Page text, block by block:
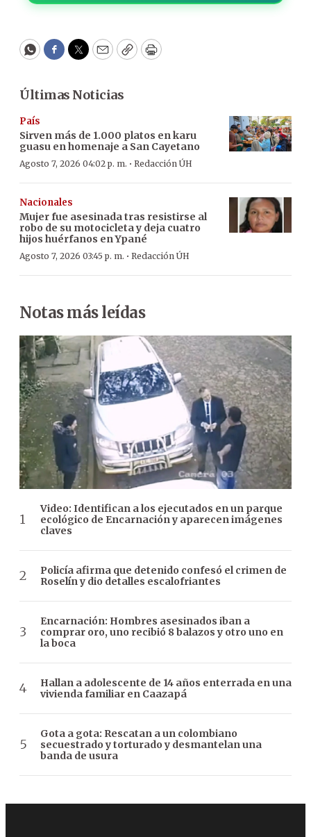
WhatsApp
Facebook
Twitter
EmailCopyPrint
Últimas Noticias
País
Sirven más de 1.000 platos en karu
guasu en homenaje a San Cayetano
Agosto 7, 2026 04:02 p. m. · Redacción ÚH
Nacionales
Mujer fue asesinada tras resistirse al
robo de su motocicleta y deja cuatro
hijos huérfanos en Ypané
Agosto 7, 2026 03:45 p. m. · Redacción ÚH
Notas más leídas
Video: Identifican a los ejecutados en un parque
ecológico de Encarnación y aparecen imágenes
claves
Policía afirma que detenido confesó el crimen de
Roselín y dio detalles escalofriantes
Encarnación: Hombres asesinados iban a
comprar oro, uno recibió 8 balazos y otro uno en
la boca
Hallan a adolescente de 14 años enterrada en una
vivienda familiar en Caazapá
Gota a gota: Rescatan a un colombiano
secuestrado y torturado y desmantelan una
banda de usura